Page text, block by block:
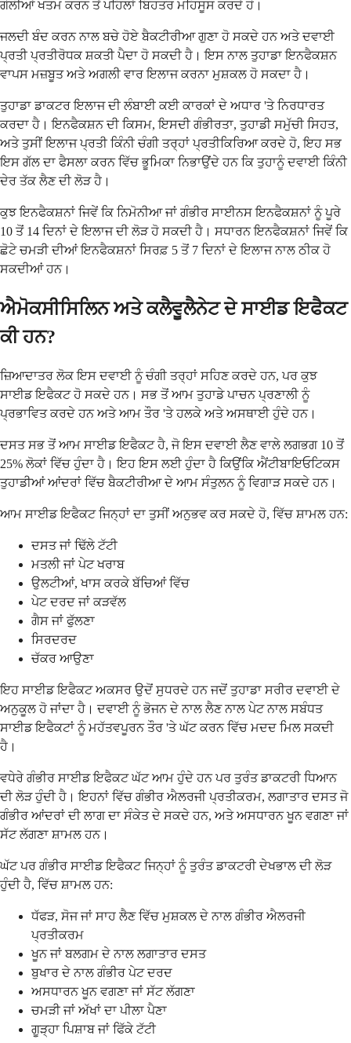
ਗੋਲੀਆਂ ਖਤਮ ਕਰਨ ਤੋਂ ਪਹਿਲਾਂ ਬਿਹਤਰ ਮਹਿਸੂਸ ਕਰਦੇ ਹੋ।
ਜਲਦੀ ਬੰਦ ਕਰਨ ਨਾਲ ਬਚੇ ਹੋਏ ਬੈਕਟੀਰੀਆ ਗੁਣਾ ਹੋ ਸਕਦੇ ਹਨ ਅਤੇ ਦਵਾਈ
ਪ੍ਰਤੀ ਪ੍ਰਤੀਰੋਧਕ ਸ਼ਕਤੀ ਪੈਦਾ ਹੋ ਸਕਦੀ ਹੈ। ਇਸ ਨਾਲ ਤੁਹਾਡਾ ਇਨਫੈਕਸ਼ਨ
ਵਾਪਸ ਮਜ਼ਬੂਤ ​​ਅਤੇ ਅਗਲੀ ਵਾਰ ਇਲਾਜ ਕਰਨਾ ਮੁਸ਼ਕਲ ਹੋ ਸਕਦਾ ਹੈ।
ਤੁਹਾਡਾ ਡਾਕਟਰ ਇਲਾਜ ਦੀ ਲੰਬਾਈ ਕਈ ਕਾਰਕਾਂ ਦੇ ਅਧਾਰ 'ਤੇ ਨਿਰਧਾਰਤ
ਕਰਦਾ ਹੈ। ਇਨਫੈਕਸ਼ਨ ਦੀ ਕਿਸਮ, ਇਸਦੀ ਗੰਭੀਰਤਾ, ਤੁਹਾਡੀ ਸਮੁੱਚੀ ਸਿਹਤ,
ਅਤੇ ਤੁਸੀਂ ਇਲਾਜ ਪ੍ਰਤੀ ਕਿੰਨੀ ਚੰਗੀ ਤਰ੍ਹਾਂ ਪ੍ਰਤੀਕਿਰਿਆ ਕਰਦੇ ਹੋ, ਇਹ ਸਭ
ਇਸ ਗੱਲ ਦਾ ਫੈਸਲਾ ਕਰਨ ਵਿੱਚ ਭੂਮਿਕਾ ਨਿਭਾਉਂਦੇ ਹਨ ਕਿ ਤੁਹਾਨੂੰ ਦਵਾਈ ਕਿੰਨੀ
ਦੇਰ ਤੱਕ ਲੈਣ ਦੀ ਲੋੜ ਹੈ।
ਕੁਝ ਇਨਫੈਕਸ਼ਨਾਂ ਜਿਵੇਂ ਕਿ ਨਿਮੋਨੀਆ ਜਾਂ ਗੰਭੀਰ ਸਾਈਨਸ ਇਨਫੈਕਸ਼ਨਾਂ ਨੂੰ ਪੂਰੇ
10 ਤੋਂ 14 ਦਿਨਾਂ ਦੇ ਇਲਾਜ ਦੀ ਲੋੜ ਹੋ ਸਕਦੀ ਹੈ। ਸਧਾਰਨ ਇਨਫੈਕਸ਼ਨਾਂ ਜਿਵੇਂ ਕਿ
ਛੋਟੇ ਚਮੜੀ ਦੀਆਂ ਇਨਫੈਕਸ਼ਨਾਂ ਸਿਰਫ਼ 5 ਤੋਂ 7 ਦਿਨਾਂ ਦੇ ਇਲਾਜ ਨਾਲ ਠੀਕ ਹੋ
ਸਕਦੀਆਂ ਹਨ।
ਐਮੋਕਸੀਸਿਲਿਨ ਅਤੇ ਕਲੈਵੂਲੈਨੇਟ ਦੇ ਸਾਈਡ ਇਫੈਕਟ
ਕੀ ਹਨ?
ਜ਼ਿਆਦਾਤਰ ਲੋਕ ਇਸ ਦਵਾਈ ਨੂੰ ਚੰਗੀ ਤਰ੍ਹਾਂ ਸਹਿਣ ਕਰਦੇ ਹਨ, ਪਰ ਕੁਝ
ਸਾਈਡ ਇਫੈਕਟ ਹੋ ਸਕਦੇ ਹਨ। ਸਭ ਤੋਂ ਆਮ ਤੁਹਾਡੇ ਪਾਚਨ ਪ੍ਰਣਾਲੀ ਨੂੰ
ਪ੍ਰਭਾਵਿਤ ਕਰਦੇ ਹਨ ਅਤੇ ਆਮ ਤੌਰ 'ਤੇ ਹਲਕੇ ਅਤੇ ਅਸਥਾਈ ਹੁੰਦੇ ਹਨ।
ਦਸਤ ਸਭ ਤੋਂ ਆਮ ਸਾਈਡ ਇਫੈਕਟ ਹੈ, ਜੋ ਇਸ ਦਵਾਈ ਲੈਣ ਵਾਲੇ ਲਗਭਗ 10 ਤੋਂ
25% ਲੋਕਾਂ ਵਿੱਚ ਹੁੰਦਾ ਹੈ। ਇਹ ਇਸ ਲਈ ਹੁੰਦਾ ਹੈ ਕਿਉਂਕਿ ਐਂਟੀਬਾਇਓਟਿਕਸ
ਤੁਹਾਡੀਆਂ ਆਂਦਰਾਂ ਵਿੱਚ ਬੈਕਟੀਰੀਆ ਦੇ ਆਮ ਸੰਤੁਲਨ ਨੂੰ ਵਿਗਾੜ ਸਕਦੇ ਹਨ।
ਆਮ ਸਾਈਡ ਇਫੈਕਟ ਜਿਨ੍ਹਾਂ ਦਾ ਤੁਸੀਂ ਅਨੁਭਵ ਕਰ ਸਕਦੇ ਹੋ, ਵਿੱਚ ਸ਼ਾਮਲ ਹਨ:
ਦਸਤ ਜਾਂ ਢਿੱਲੇ ਟੱਟੀ
ਮਤਲੀ ਜਾਂ ਪੇਟ ਖਰਾਬ
ਉਲਟੀਆਂ, ਖਾਸ ਕਰਕੇ ਬੱਚਿਆਂ ਵਿੱਚ
ਪੇਟ ਦਰਦ ਜਾਂ ਕੜਵੱਲ
ਗੈਸ ਜਾਂ ਫੁੱਲਣਾ
ਸਿਰਦਰਦ
ਚੱਕਰ ਆਉਣਾ
ਇਹ ਸਾਈਡ ਇਫੈਕਟ ਅਕਸਰ ਉਦੋਂ ਸੁਧਰਦੇ ਹਨ ਜਦੋਂ ਤੁਹਾਡਾ ਸਰੀਰ ਦਵਾਈ ਦੇ
ਅਨੁਕੂਲ ਹੋ ਜਾਂਦਾ ਹੈ। ਦਵਾਈ ਨੂੰ ਭੋਜਨ ਦੇ ਨਾਲ ਲੈਣ ਨਾਲ ਪੇਟ ਨਾਲ ਸਬੰਧਤ
ਸਾਈਡ ਇਫੈਕਟਾਂ ਨੂੰ ਮਹੱਤਵਪੂਰਨ ਤੌਰ 'ਤੇ ਘੱਟ ਕਰਨ ਵਿੱਚ ਮਦਦ ਮਿਲ ਸਕਦੀ
ਹੈ।
ਵਧੇਰੇ ਗੰਭੀਰ ਸਾਈਡ ਇਫੈਕਟ ਘੱਟ ਆਮ ਹੁੰਦੇ ਹਨ ਪਰ ਤੁਰੰਤ ਡਾਕਟਰੀ ਧਿਆਨ
ਦੀ ਲੋੜ ਹੁੰਦੀ ਹੈ। ਇਹਨਾਂ ਵਿੱਚ ਗੰਭੀਰ ਐਲਰਜੀ ਪ੍ਰਤੀਕਰਮ, ਲਗਾਤਾਰ ਦਸਤ ਜੋ
ਗੰਭੀਰ ਆਂਦਰਾਂ ਦੀ ਲਾਗ ਦਾ ਸੰਕੇਤ ਦੇ ਸਕਦੇ ਹਨ, ਅਤੇ ਅਸਧਾਰਨ ਖੂਨ ਵਗਣਾ ਜਾਂ
ਸੱਟ ਲੱਗਣਾ ਸ਼ਾਮਲ ਹਨ।
ਘੱਟ ਪਰ ਗੰਭੀਰ ਸਾਈਡ ਇਫੈਕਟ ਜਿਨ੍ਹਾਂ ਨੂੰ ਤੁਰੰਤ ਡਾਕਟਰੀ ਦੇਖਭਾਲ ਦੀ ਲੋੜ
ਹੁੰਦੀ ਹੈ, ਵਿੱਚ ਸ਼ਾਮਲ ਹਨ:
ਧੱਫੜ, ਸੋਜ ਜਾਂ ਸਾਹ ਲੈਣ ਵਿੱਚ ਮੁਸ਼ਕਲ ਦੇ ਨਾਲ ਗੰਭੀਰ ਐਲਰਜੀ
ਪ੍ਰਤੀਕਰਮ
ਖੂਨ ਜਾਂ ਬਲਗਮ ਦੇ ਨਾਲ ਲਗਾਤਾਰ ਦਸਤ
ਬੁਖਾਰ ਦੇ ਨਾਲ ਗੰਭੀਰ ਪੇਟ ਦਰਦ
ਅਸਧਾਰਨ ਖੂਨ ਵਗਣਾ ਜਾਂ ਸੱਟ ਲੱਗਣਾ
ਚਮੜੀ ਜਾਂ ਅੱਖਾਂ ਦਾ ਪੀਲਾ ਪੈਣਾ
ਗੂੜ੍ਹਾ ਪਿਸ਼ਾਬ ਜਾਂ ਫਿੱਕੇ ਟੱਟੀ